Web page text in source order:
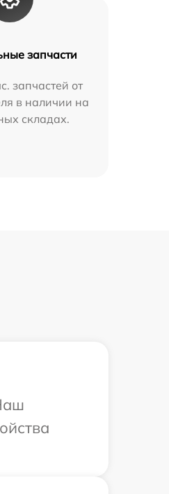
запчасти
запчастей от
в наличии на
складах.